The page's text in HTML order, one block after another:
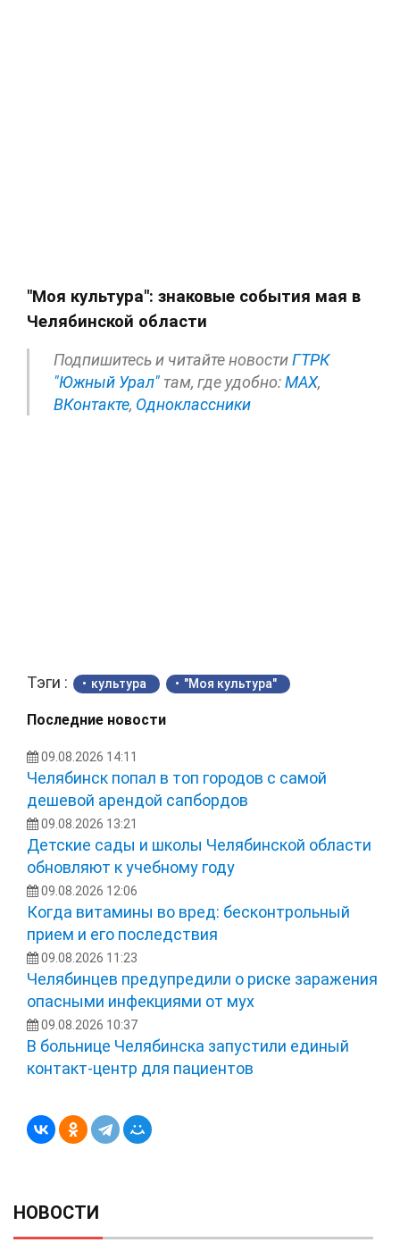
"Моя культура": знаковые события мая в
Челябинской области
Подпишитесь и читайте новостиГТРК
"Южный Урал" там, где удобно:МАХ,
ВКонтакте, Одноклассники
Тэги : культура "Моя культура"
Последние новости
09.08.2026 14:11
Челябинск попал в топ городов с самой
дешевой арендой сапбордов
09.08.2026 13:21
Детские сады и школы Челябинской области
обновляют к учебному году
09.08.2026 12:06
Когда витамины во вред: бесконтрольный
прием и его последствия
09.08.2026 11:23
Челябинцев предупредили о риске заражения
опасными инфекциями от мух
09.08.2026 10:37
В больнице Челябинска запустили единый
контакт-центр для пациентов
НОВОСТИ